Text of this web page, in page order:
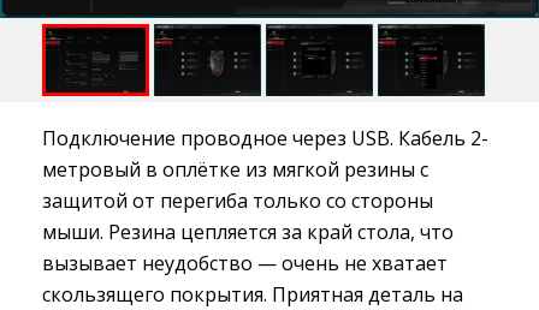
Подключение проводное через USB. Кабель 2-
метровый в оплётке из мягкой резины с
защитой от перегиба только со стороны
мыши. Резина цепляется за край стола, что
вызывает неудобство — очень не хватает
скользящего покрытия. Приятная деталь на